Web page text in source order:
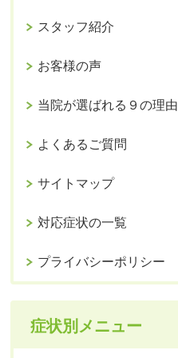
スタッフ紹介
お客様の声
当院が選ばれる９の理由
よくあるご質問
サイトマップ
対応症状の一覧
プライバシーポリシー
症状別メニュー